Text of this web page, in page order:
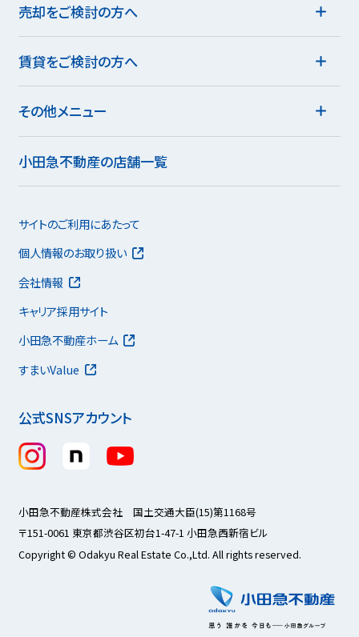
売却をご検討の方へ
賃貸をご検討の方へ
その他メニュー
小田急不動産の店舗一覧
公式SNSアカウント
サイトのご利用にあたって
個人情報のお取り扱い
会社情報
キャリア採用サイト
小田急不動産ホーム
すまいValue
小田急不動産株式会社 国土交通大臣(15)第1168号
〒151-0061 東京都渋谷区初台1-47-1 小田急西新宿ビル
Copyright © Odakyu Real Estate Co.,Ltd. All rights reserved.